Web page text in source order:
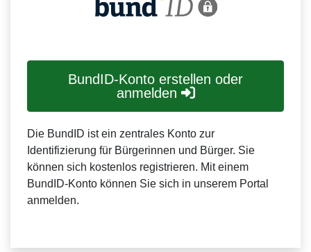
BundID-Konto erstellen oder
anmelden
Die BundID ist ein zentrales Konto zur
Identifizierung für Bürgerinnen und Bürger. Sie
können sich kostenlos registrieren. Mit einem
BundID-Konto können Sie sich in unserem Portal
anmelden.